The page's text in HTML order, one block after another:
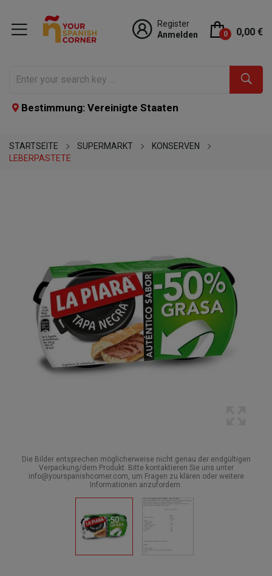
Register
Anmelden
0 0,00 €
Bestimmung: Vereinigte Staaten
STARTSEITE SUPERMARKT
KONSERVEN
LEBERPASTETE
Die Bilder entsprechen möglicherweise nicht genau der endgültigen
Verpackung/dem Produkt. Bitte kontaktieren Sie uns unter
info@yourspanishcorner.com, um Fragen zu klären oder weitere
Informationen anzufordern.